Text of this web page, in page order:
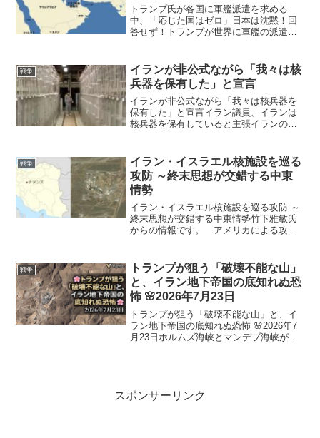
トランプ氏が各国に軍艦派遣を求める
中、「応じた国はゼロ」日本は沈黙！回
答せず！トランプが世界に軍艦の派遣を
— 回答なし。「主権的な権利」と呼ん
だ。 イギリス —...
戦争
イランが非公式ながら「我々は核
兵器を保有した」と宣言
イランが非公式ながら「我々は核兵器を
保有した」と宣言イラン議員、イランは
核兵器を保有していると主張イランの国
いると主張したが、それを公式に認める
ことを控えた。この暴露は、...
戦争
イラン・イスラエル核施設を巡る
攻防 ～終末思想が交錯する中東
情勢
イラン・イスラエル核施設を巡る攻防 ～
終末思想が交錯する中東情勢竹下雅敏氏
からの情報です。 アメリカによる攻撃
ました。これまでのところ、放射線レベ
ルの上昇は確認されてい...
戦争
トランプが狙う「破壊不能な山」
と、イラン地下帝国の底知れぬ恐
怖 🌸2026年7月23日
トランプが狙う「破壊不能な山」と、イ
ラン地下帝国の底知れぬ恐怖 🌸2026年7
月23日ホルムズ海峡とマンデブ海峡が封
スポンサーリンク